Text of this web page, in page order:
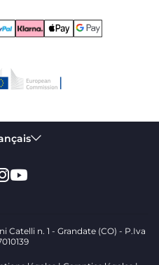
Catelli n. 1 - Grandate (CO) - P.Iva